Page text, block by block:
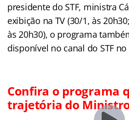
presidente do STF, ministra
exibição na TV (30/1, às
às 20h30), o programa
disponível no canal do STF no
Confira o programa
trajetória do